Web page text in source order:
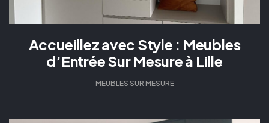
Accueillez avec Style : Meubles
d’Entrée Sur Mesure à Lille
MEUBLES SUR MESURE